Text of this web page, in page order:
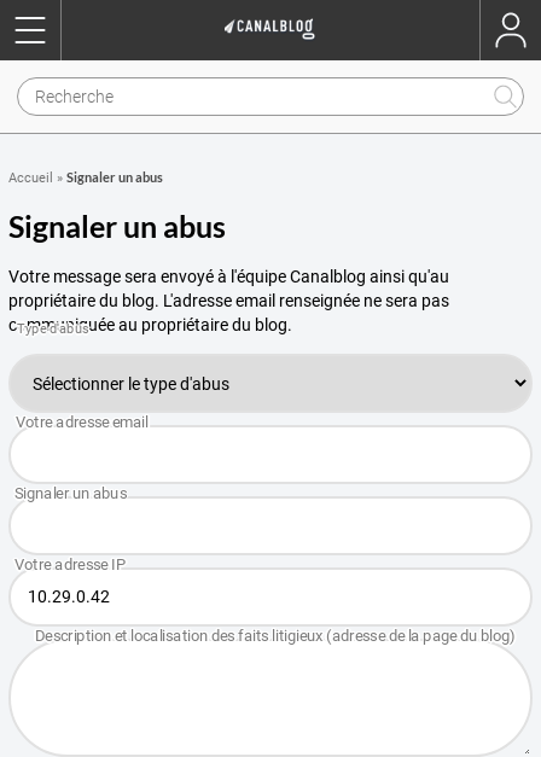
Accueil » Signaler un abus
Signaler un abus
Votre message sera envoyé à l'équipe Canalblog ainsi qu'au
propriétaire du blog. L'adresse email renseignée ne sera pas
communiquée au propriétaire du blog.